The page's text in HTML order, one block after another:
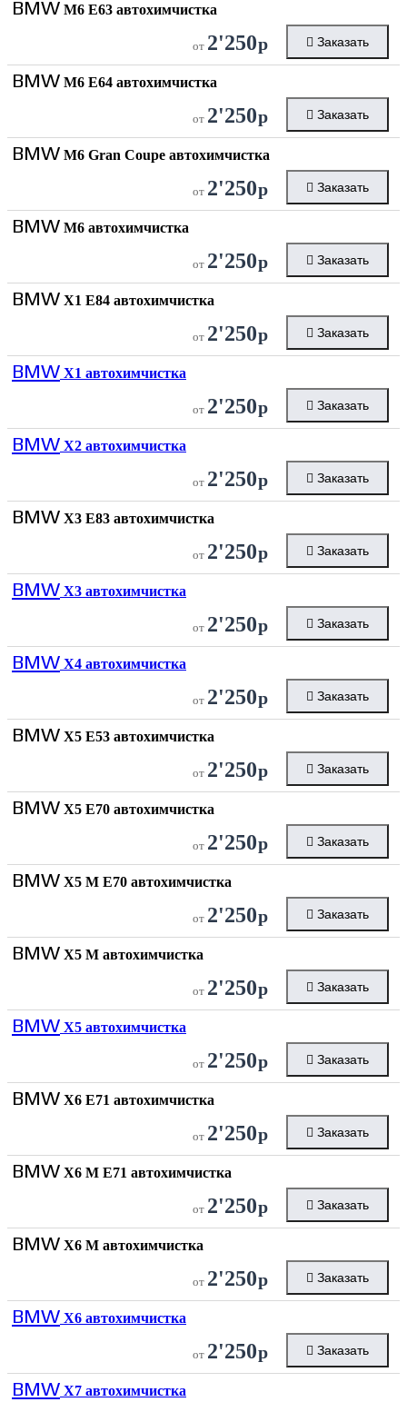
BMW M6 E63 автохимчистка
от 2'250р Заказать
BMW M6 E64 автохимчистка
от 2'250р Заказать
BMW M6 Gran Coupe автохимчистка
от 2'250р Заказать
BMW M6 автохимчистка
от 2'250р Заказать
BMW X1 E84 автохимчистка
от 2'250р Заказать
BMW X1 автохимчистка
от 2'250р Заказать
BMW X2 автохимчистка
от 2'250р Заказать
BMW X3 E83 автохимчистка
от 2'250р Заказать
BMW X3 автохимчистка
от 2'250р Заказать
BMW X4 автохимчистка
от 2'250р Заказать
BMW X5 E53 автохимчистка
от 2'250р Заказать
BMW X5 E70 автохимчистка
от 2'250р Заказать
BMW X5 M E70 автохимчистка
от 2'250р Заказать
BMW X5 M автохимчистка
от 2'250р Заказать
BMW X5 автохимчистка
от 2'250р Заказать
BMW X6 E71 автохимчистка
от 2'250р Заказать
BMW X6 M E71 автохимчистка
от 2'250р Заказать
BMW X6 M автохимчистка
от 2'250р Заказать
BMW X6 автохимчистка
от 2'250р Заказать
BMW X7 автохимчистка